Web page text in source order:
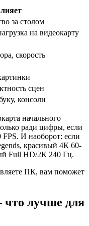
за столом
на видеокарту
скорость
сцен
консоли
начального
ради цифры, если
И наоборот: если
красивый 4К 60-
Full HD/2К 240 Гц.
ПК, вам поможет
лучше для